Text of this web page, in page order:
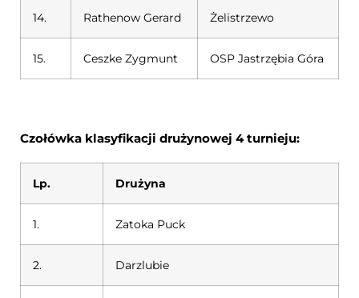
14. Rathenow Gerard Żelistrzewo
15. Ceszke Zygmunt OSP Jastrzębia Góra
Czołówka klasyfikacji drużynowej 4 turnieju:
Lp. Drużyna
1. Zatoka Puck
2. Darzlubie